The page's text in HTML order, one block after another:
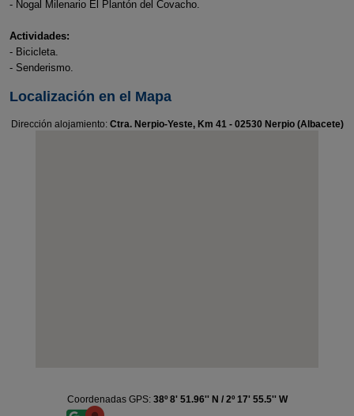
- Nogal Milenario El Plantón del Covacho.
Actividades:
- Bicicleta.
- Senderismo.
Localización en el Mapa
Dirección alojamiento: Ctra. Nerpio-Yeste, Km 41 - 02530 Nerpio (Albacete)
Coordenadas GPS: 38º 8' 51.96'' N / 2º 17' 55.5'' W